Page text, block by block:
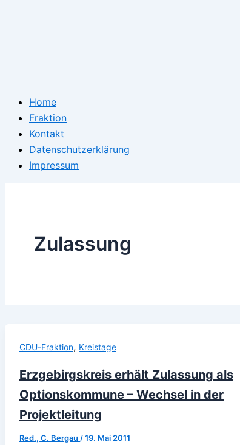
Home
Fraktion
Kontakt
Datenschutzerklärung
Impressum
Zulassung
CDU-Fraktion, Kreistage
Erzgebirgskreis erhält Zulassung als
Optionskommune – Wechsel in der
Projektleitung
Red., C. Bergau /19. Mai 2011